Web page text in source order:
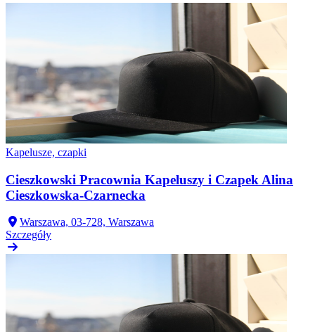
Kapelusze, czapki
Cieszkowski Pracownia Kapeluszy i Czapek Alina
Cieszkowska-Czarnecka
Warszawa, 03-728, Warszawa
Szczegóły